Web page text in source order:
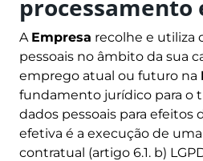
processamento
A Empresa recolhe e utiliza
pessoais no âmbito da sua
emprego atual ou futuro na
fundamento jurídico para o
dados pessoais para efeitos
efetiva é a execução de
contratual (artigo 6.1. b)